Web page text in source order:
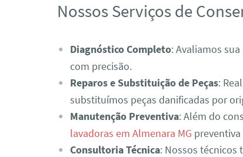
Nossos Serviços de
Diagnóstico Completo: Avaliamos
com precisão.
Reparos e Substituição de Peças:
substituímos peças danificadas por
Manutenção Preventiva: Além do
lavadoras em Almenara MG
Consultoria Técnica: Nossos técnicos